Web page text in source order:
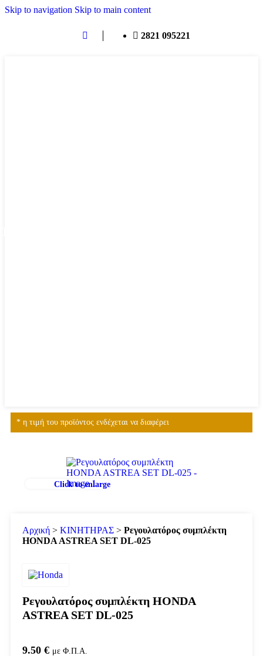
Skip to navigation Skip to main content
2821 095221
* η τιμή του προϊόντος ενδέχεται να διαφέρει
Click to enlarge
Αρχική > ΚΙΝΗΤΗΡΑΣ > Ρεγουλατόρος συμπλέκτη
HONDA ASTREA SET DL-025
Ρεγουλατόρος συμπλέκτη HONDA
ASTREA SET DL-025
9.50 € με Φ.Π.Α.